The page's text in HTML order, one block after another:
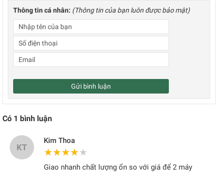
Thông tin cá nhân: (Thông tin của bạn luôn được bảo mật)
Gửi bình luận
Có 1 bình luận
KT
Kim Thoa
★★★★★
★★★★★
Giao nhanh chất lượng ổn so với giá để 2 máy